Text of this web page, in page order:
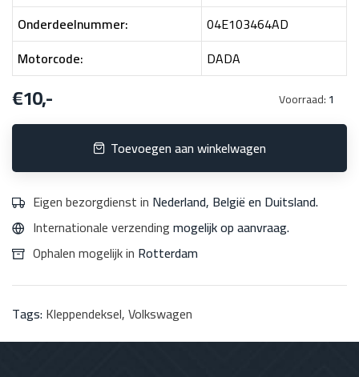
Onderdeelnummer:
04E103464AD
Motorcode:
DADA
€10,- Voorraad:1
Toevoegen aan winkelwagen
Eigen bezorgdienst in Nederland, België en Duitsland.
Internationale verzendingmogelijk op aanvraag.
Ophalen mogelijk in Rotterdam
Tags:Kleppendeksel,Volkswagen